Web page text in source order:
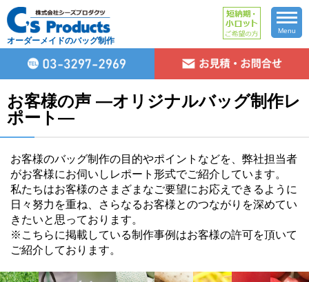
オーダーメイドのバッグ制作
Menu
お客様の声 ―オリジナルバッグ制作レ
ポート―
お客様のバッグ制作の目的やポイントなどを、弊社担当者
がお客様にお伺いしレポート形式でご紹介しています。
私たちはお客様のさまざまなご要望にお応えできるように
日々努力を重ね、さらなるお客様とのつながりを深めてい
きたいと思っております。
※こちらに掲載している制作事例はお客様の許可を頂いて
ご紹介しております。